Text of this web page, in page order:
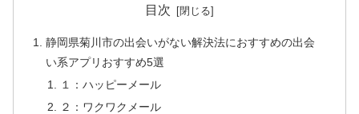
目次
静岡県菊川市の出会いがない解決法におすすめの出会
い系アプリおすすめ5選
１：ハッピーメール
２：ワクワクメール